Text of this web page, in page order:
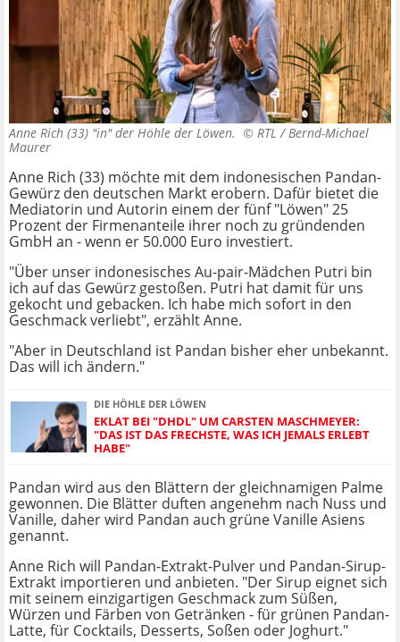
Anne Rich (33) "in" der Höhle der Löwen. © RTL / Bernd-Michael
Maurer
Anne Rich (33) möchte mit dem indonesischen Pandan-
Gewürz den deutschen Markt erobern. Dafür bietet die
Mediatorin und Autorin einem der fünf "Löwen" 25
Prozent der Firmenanteile ihrer noch zu gründenden
GmbH an - wenn er 50.000 Euro investiert.
"Über unser indonesisches Au-pair-Mädchen Putri bin
ich auf das Gewürz gestoßen. Putri hat damit für uns
gekocht und gebacken. Ich habe mich sofort in den
Geschmack verliebt", erzählt Anne.
"Aber in Deutschland ist Pandan bisher eher unbekannt.
Das will ich ändern."
DIE HÖHLE DER LÖWEN
EKLAT BEI "DHDL" UM CARSTEN MASCHMEYER:
"DAS IST DAS FRECHSTE, WAS ICH JEMALS ERLEBT
HABE"
Pandan wird aus den Blättern der gleichnamigen Palme
gewonnen. Die Blätter duften angenehm nach Nuss und
Vanille, daher wird Pandan auch grüne Vanille Asiens
genannt.
Anne Rich will Pandan-Extrakt-Pulver und Pandan-Sirup-
Extrakt importieren und anbieten. "Der Sirup eignet sich
mit seinem einzigartigen Geschmack zum Süßen,
Würzen und Färben von Getränken - für grünen Pandan-
Latte, für Cocktails, Desserts, Soßen oder Joghurt."